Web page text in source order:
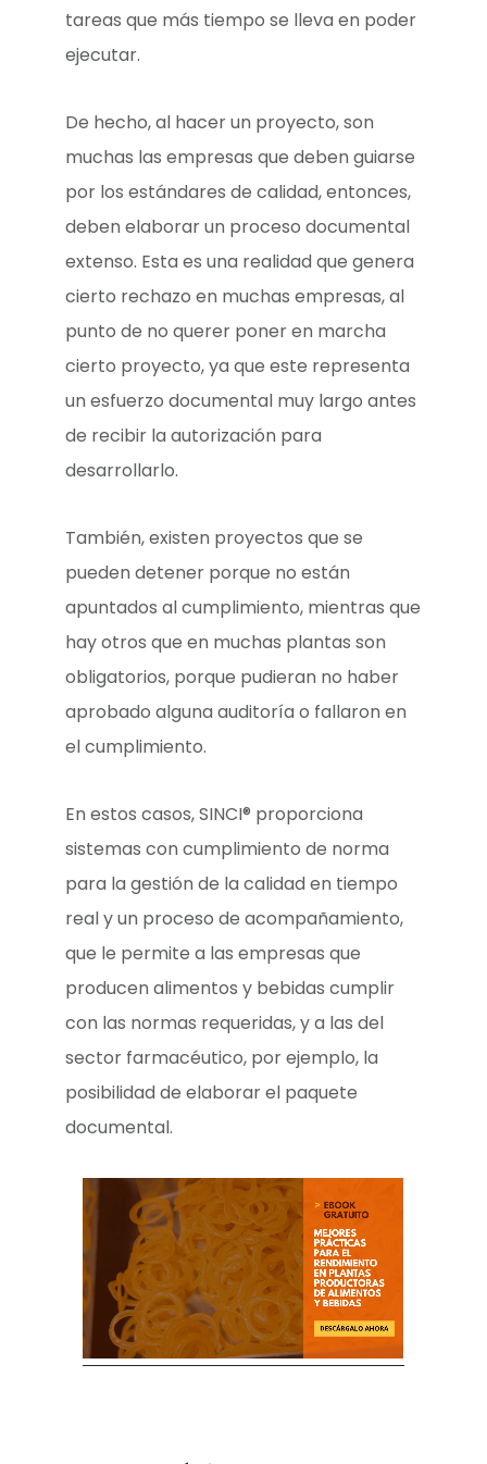
tareas que más tiempo se lleva en poder
ejecutar.
De hecho, al hacer un proyecto, son
muchas las empresas que deben guiarse
por los estándares de calidad, entonces,
deben elaborar un proceso documental
extenso. Esta es una realidad que genera
cierto rechazo en muchas empresas, al
punto de no querer poner en marcha
cierto proyecto, ya que este representa
un esfuerzo documental muy largo antes
de recibir la autorización para
desarrollarlo.
También, existen proyectos que se
pueden detener porque no están
apuntados al cumplimiento, mientras que
hay otros que en muchas plantas son
obligatorios, porque pudieran no haber
aprobado alguna auditoría o fallaron en
el cumplimiento.
En estos casos, SINCI® proporciona
sistemas con cumplimiento de norma
para la gestión de la calidad en tiempo
real y un proceso de acompañamiento,
que le permite a las empresas que
producen alimentos y bebidas cumplir
con las normas requeridas, y a las del
sector farmacéutico, por ejemplo, la
posibilidad de elaborar el paquete
documental.